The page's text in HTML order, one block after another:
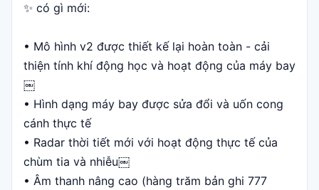
✨ có gì mới:
• Mô hình v2 được thiết kế lại hoàn toàn - cải
thiện tính khí động học và hoạt động của máy bay
￼
• Hình dạng máy bay được sửa đổi và uốn cong
cánh thực tế
• Radar thời tiết mới với hoạt động thực tế của
chùm tia và nhiễu￼
• Âm thanh nâng cao (hàng trăm bản ghi 777